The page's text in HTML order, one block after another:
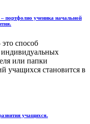
портфолио ученика начальной
способ
или папки
учащихся становится в
учащихся.